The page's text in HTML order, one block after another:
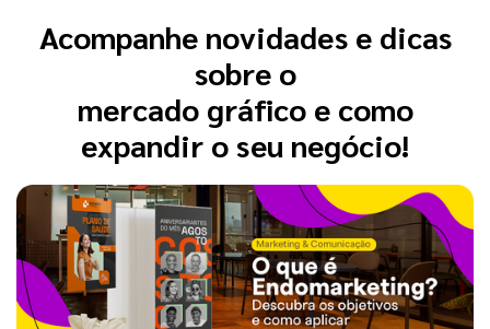
Acompanhe novidades e dicas
sobre o
mercado gráfico e como
expandir o seu negócio!